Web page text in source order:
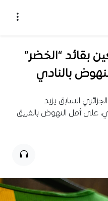
بقائد “الخضر”
بالنادي
السابق يزيد
على أمل النهوض بالفريق